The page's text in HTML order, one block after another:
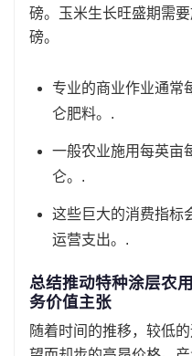
磅。玉米生长旺盛期需要
磅。
专业的商业作业通常
仑肥料。.
一般农业施用每英亩
仑。.
这些巨大的消费指标
运营支出。.
总结推动特种涂层农
务价值主张
随着时间的推移，较低